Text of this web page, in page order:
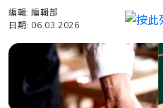
編輯: 編輯部
日期: 06.03.2026